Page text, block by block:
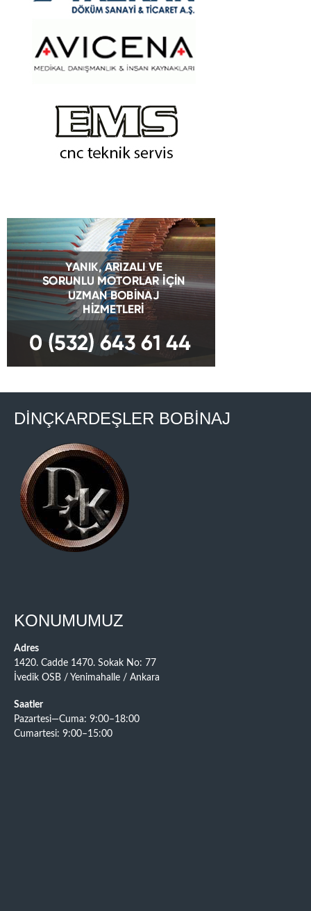
DİNÇKARDEŞLER BOBİNAJ
KONUMUMUZ
Adres
1420. Cadde 1470. Sokak No: 77
İvedik OSB / Yenimahalle / Ankara
Saatler
Pazartesi—Cuma: 9:00–18:00
Cumartesi: 9:00–15:00